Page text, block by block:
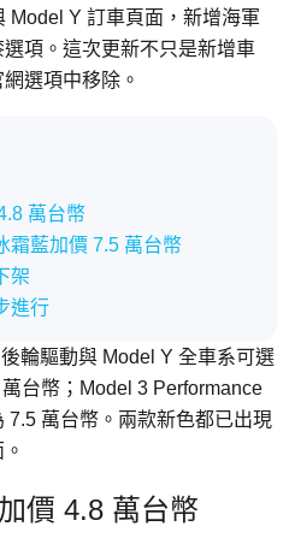
Model Y 訂車頁面，新增海軍
項。這次更新不只是新增車
選項中移除。
萬台幣
霜藍加價 7.5 萬台幣
架
進行
輪驅動與 Model Y 全車系可選
台幣；Model 3 Performance
7.5 萬台幣。兩款新色都已出現
價 4.8 萬台幣